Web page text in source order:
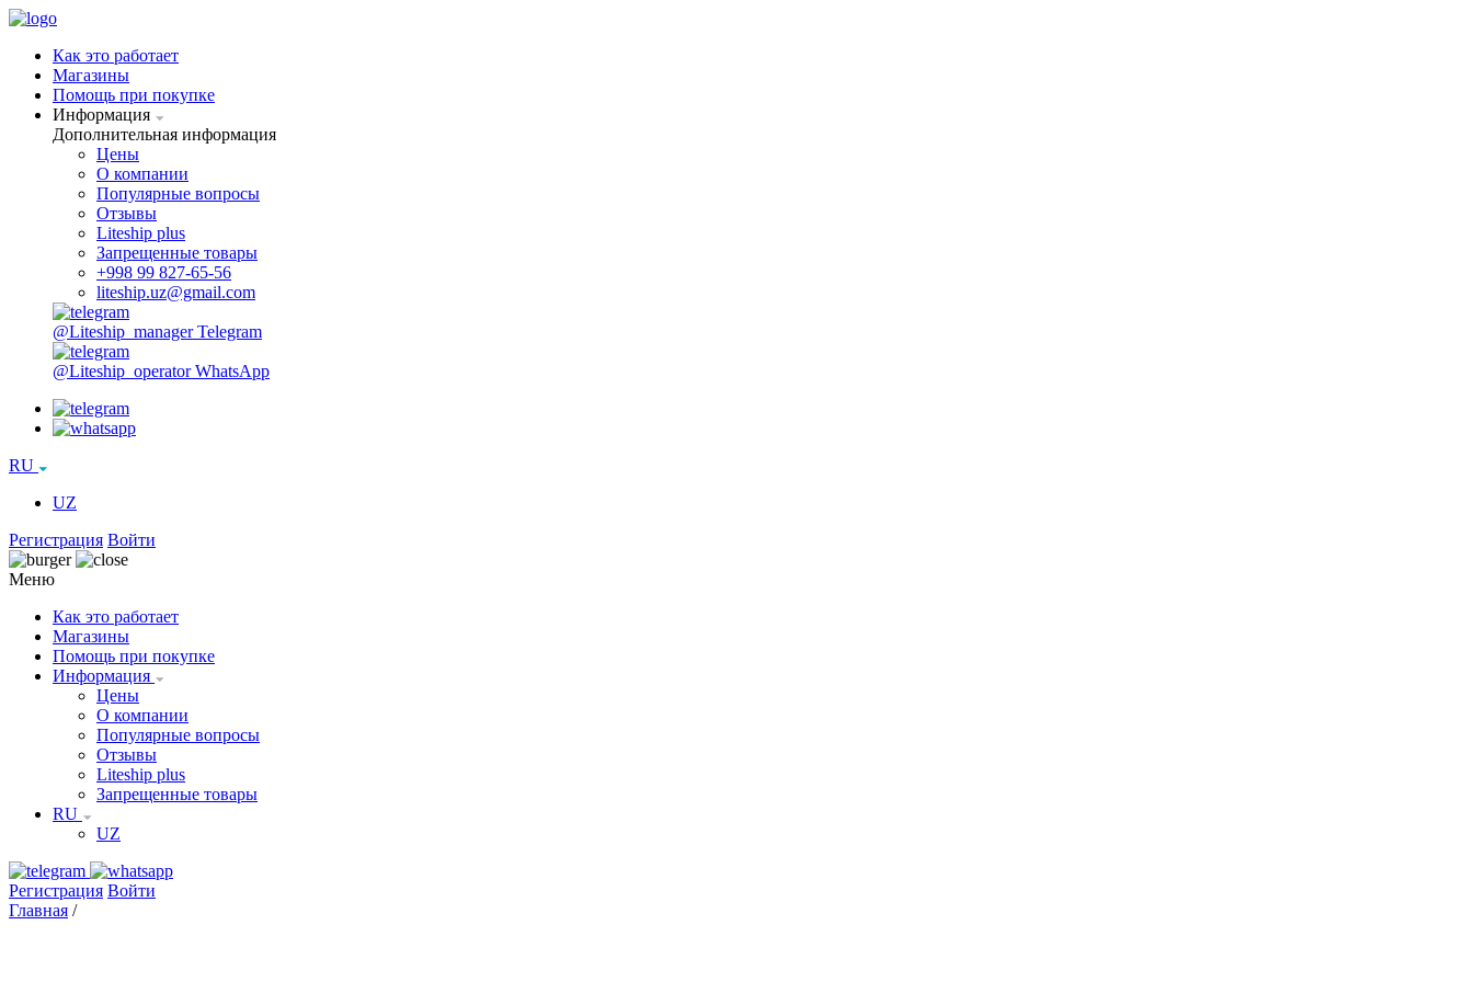
Как это работает
Магазины
Помощь при покупке
Информация
Дополнительная информация
Цены
О компании
Популярные вопросы
Отзывы
Liteship plus
Запрещенные товары
+998 99 827-65-56
liteship.uz@gmail.com
@Liteship_manager Telegram
@Liteship_operator WhatsApp
RU
UZ
Регистрация Войти
Меню
Как это работает
Магазины
Помощь при покупке
Информация
Цены
О компании
Популярные вопросы
Отзывы
Liteship plus
Запрещенные товары
RU
UZ
Регистрация Войти
Главная /